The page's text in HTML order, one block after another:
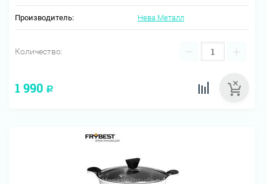
Производитель: Нева Металл
Количество: − +
1 990 Р